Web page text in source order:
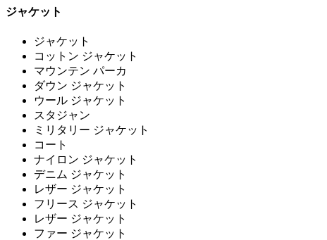
ジャケット
ジャケット
コットン ジャケット
マウンテン パーカ
ダウン ジャケット
ウール ジャケット
スタジャン
ミリタリー ジャケット
コート
ナイロン ジャケット
デニム ジャケット
レザー ジャケット
フリース ジャケット
レザー ジャケット
ファー ジャケット